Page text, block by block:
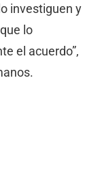
investiguen y
lo
el acuerdo”,